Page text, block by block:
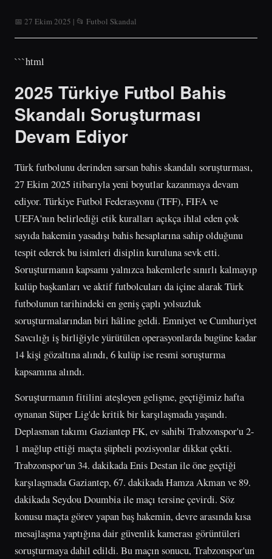
📅 27 Ekim 2025 | 📂 Futbol Skandal
```html
2025 Türkiye Futbol Bahis
Skandalı Soruşturması
Devam Ediyor
Türk futbolunu derinden sarsan bahis skandalı soruşturması,
27 Ekim 2025 itibarıyla yeni boyutlar kazanmaya devam
ediyor. Türkiye Futbol Federasyonu (TFF), FIFA ve
UEFA'nın belirlediği etik kuralları açıkça ihlal eden çok
sayıda hakemin yasadışı bahis hesaplarına sahip olduğunu
tespit ederek bu isimleri disiplin kuruluna sevk etti.
Soruşturmanın kapsamı yalnızca hakemlerle sınırlı kalmayıp
kulüp başkanları ve aktif futbolcuları da içine alarak Türk
futbolunun tarihindeki en geniş çaplı yolsuzluk
soruşturmalarından biri hâline geldi. Emniyet ve Cumhuriyet
Savcılığı iş birliğiyle yürütülen operasyonlarda bugüne kadar
14 kişi gözaltına alındı, 6 kulüp ise resmi soruşturma
kapsamına alındı.
Soruşturmanın fitilini ateşleyen gelişme, geçtiğimiz hafta
oynanan Süper Lig'de kritik bir karşılaşmada yaşandı.
Deplasman takımı Gaziantep FK, ev sahibi Trabzonspor'u 2-
1 mağlup ettiği maçta şüpheli pozisyonlar dikkat çekti.
Trabzonspor'un 34. dakikada Enis Destan ile öne geçtiği
karşılaşmada Gaziantep, 67. dakikada Hamza Akman ve 89.
dakikada Seydou Doumbia ile maçı tersine çevirdi. Söz
konusu maçta görev yapan baş hakemin, devre arasında kısa
mesajlaşma yaptığına dair güvenlik kamerası görüntüleri
soruşturmaya dahil edildi. Bu maçın sonucu, Trabzonspor'un